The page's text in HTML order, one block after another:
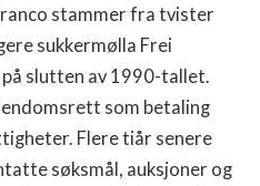
stammer fra tvister
sukkermølla Frei
på slutten av 1990-tallet.
som betaling
Flere tiår senere
søksmål, auksjoner og